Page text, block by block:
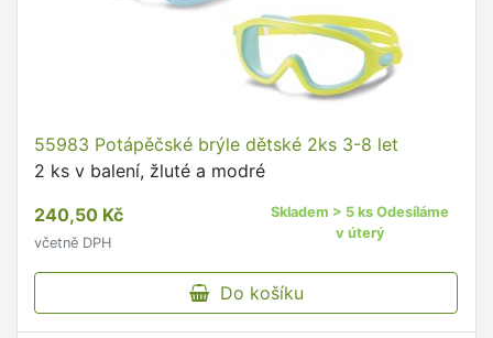
55983 Potápěčské brýle dětské 2ks 3-8 let
2 ks v balení, žluté a modré
240,50 Kč
včetně DPH
Skladem > 5 ks Odesíláme
v úterý
Do košíku